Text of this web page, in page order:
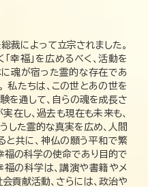
裁によって立宗されました。
幸福」を広めるべく、活動を
に魂が宿った霊的な存在であ
私たちは、この世とあの世を
を通して、自らの魂を成長さ
在し、過去も現在も未来も、
した霊的な真実を広め、人間
と共に、神仏の願う平和で繁
福の科学の使命であり目的で
福の科学は、講演や書籍やメ
貢献活動、さらには、政治や